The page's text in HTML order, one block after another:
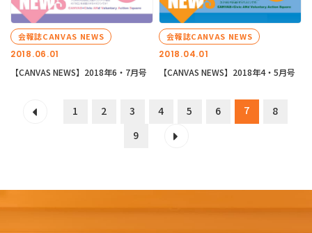
2018.06.01
会報誌CANVAS NEWS
【CANVAS NEWS】2018年6・7月号
2018.04.01
会報誌CANVAS NEWS
【CANVAS NEWS】2018年4・5月号
1 2 3 4 5 6 7
8
9